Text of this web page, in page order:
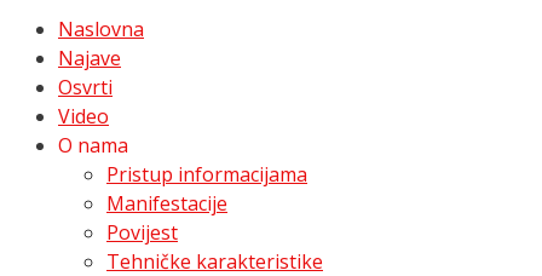
Naslovna
Najave
Osvrti
Video
O nama
Pristup informacijama
Manifestacije
Povijest
Tehničke karakteristike